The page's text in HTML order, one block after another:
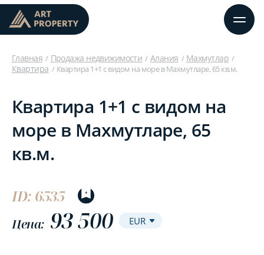
Главная Продажа недвижимости Алания
Махмутлар
Квартира
Квартира 1+1 с видом на море в Махмутларе, 65 кв.м.
Квартира 1+1 с видом на
море в Махмутларе, 65
кв.м.
ID: 6535
Цена: 93 500